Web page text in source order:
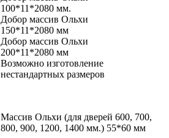
100*11*2080 мм.
Добор массив Ольхи
150*11*2080 мм
Добор массив Ольхи
200*11*2080 мм
Возможно изготовление
нестандартных размеров
Массив Ольхи (для дверей 600, 700,
800, 900, 1200, 1400 мм.) 55*60 мм